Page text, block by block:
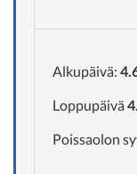
Alkupäivä:
Loppupäivä
Poissaolon